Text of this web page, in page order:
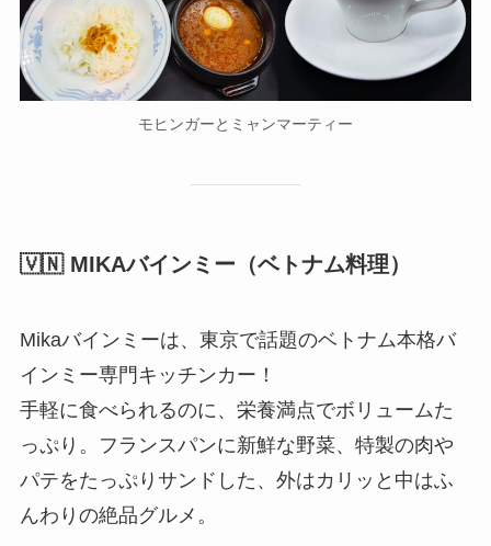
モヒンガーとミャンマーティー
🇻🇳 MIKAバインミー（ベトナム料理）
Mikaバインミーは、東京で話題のベトナム本格バ
インミー専門キッチンカー！
手軽に食べられるのに、栄養満点でボリュームた
っぷり。フランスパンに新鮮な野菜、特製の肉や
パテをたっぷりサンドした、外はカリッと中はふ
んわりの絶品グルメ。